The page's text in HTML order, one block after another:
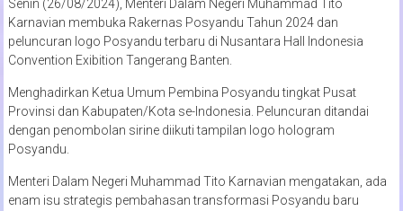
Senin (26/08/2024), Menteri Dalam Negeri Muhammad Tito
Karnavian membuka Rakernas Posyandu Tahun 2024 dan
peluncuran logo Posyandu terbaru di Nusantara Hall Indonesia
Convention Exibition Tangerang Banten.
Menghadirkan Ketua Umum Pembina Posyandu tingkat Pusat
Provinsi dan Kabupaten/Kota se-Indonesia. Peluncuran ditandai
dengan penombolan sirine diikuti tampilan logo hologram
Posyandu.
Menteri Dalam Negeri Muhammad Tito Karnavian mengatakan, ada
enam isu strategis pembahasan transformasi Posyandu baru